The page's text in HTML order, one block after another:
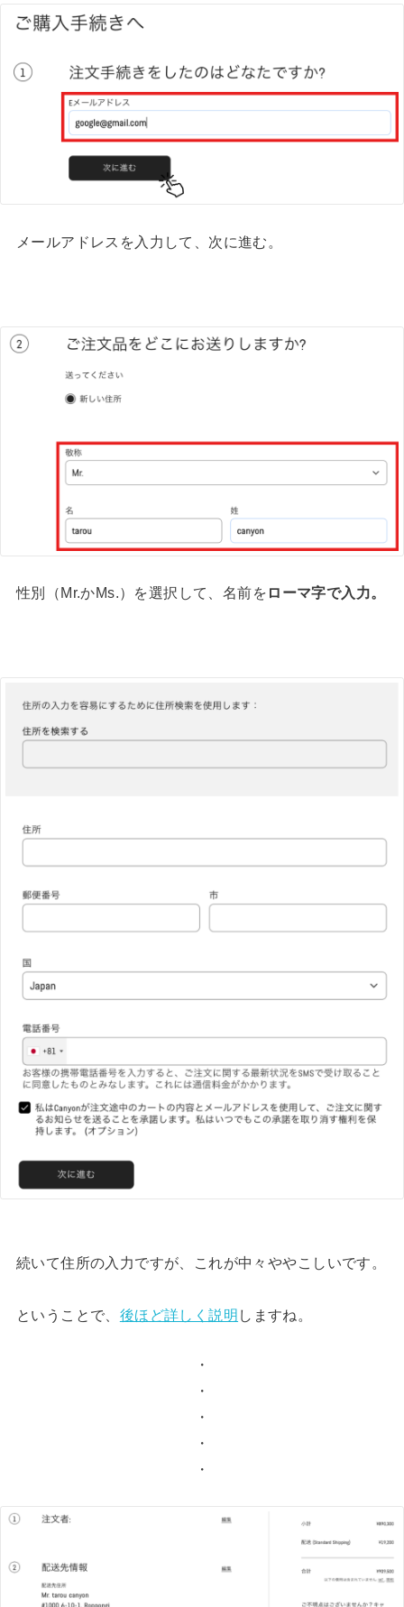
メールアドレスを入力して、次に進む。
性別（Mr.かMs.）を選択して、名前を ローマ字で入力。
続いて住所の入力ですが、これが中々ややこしいです。
ということで、 後ほど詳しく説明 しますね。
・
・
・
・
・